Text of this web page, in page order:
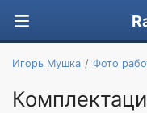
Игорь Мушка Фото